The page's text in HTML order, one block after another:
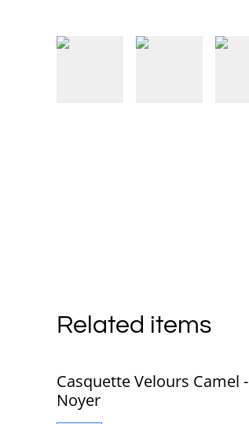
Related items
Casquette Velours Camel -
Noyer